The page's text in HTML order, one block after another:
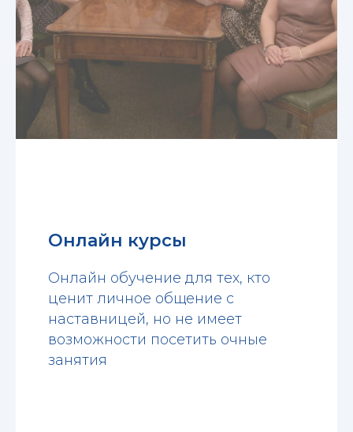
Онлайн курсы
Онлайн обучение для тех, кто
ценит личное общение с
наставницей, но не имеет
возможности посетить очные
занятия